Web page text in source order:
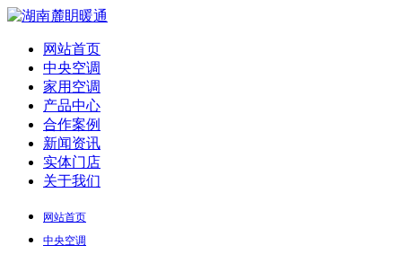
网站首页
中央空调
家用空调
产品中心
合作案例
新闻资讯
实体门店
关于我们
网站首页
中央空调